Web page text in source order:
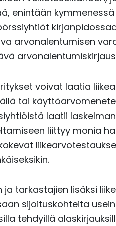
enintään kymmenessä
arvonalentumisen
voivat laatia
tai
laatii
liittyy monia
ja tarkastajien lisäksi
sijoituskohteita
tehdyillä